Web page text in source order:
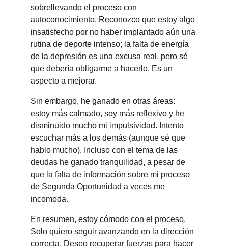
sobrellevando el proceso con
autoconocimiento. Reconozco que estoy algo
insatisfecho por no haber implantado aún una
rutina de deporte intenso; la falta de energía
de la depresión es una excusa real, pero sé
que debería obligarme a hacerlo. Es un
aspecto a mejorar.
Sin embargo, he ganado en otras áreas:
estoy más calmado, soy más reflexivo y he
disminuido mucho mi impulsividad. Intento
escuchar más a los demás (aunque sé que
hablo mucho). Incluso con el tema de las
deudas he ganado tranquilidad, a pesar de
que la falta de información sobre mi proceso
de Segunda Oportunidad a veces me
incomoda.
En resumen, estoy cómodo con el proceso.
Solo quiero seguir avanzando en la dirección
correcta. Deseo recuperar fuerzas para hacer